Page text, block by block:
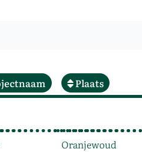
Plaats
Oranjewoud